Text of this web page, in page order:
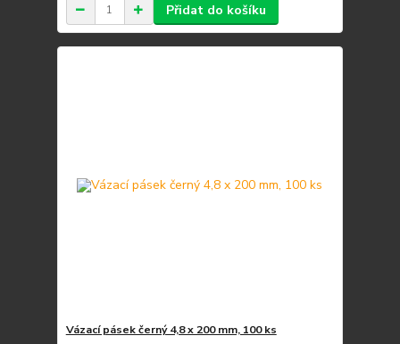
Přidat do košíku
Vázací pásek černý 4,8 x 200 mm, 100 ks